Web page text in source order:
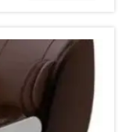
الناس عليها